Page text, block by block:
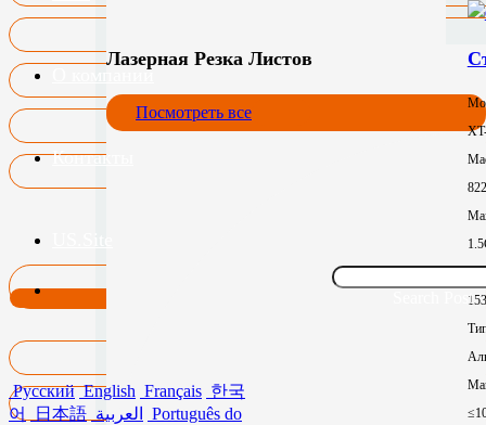
Лазерная Резка Листов
Посмотреть все
О компании
Контакты
Русский English Français 한국
어
日本語 العربية
Português do
Search Post